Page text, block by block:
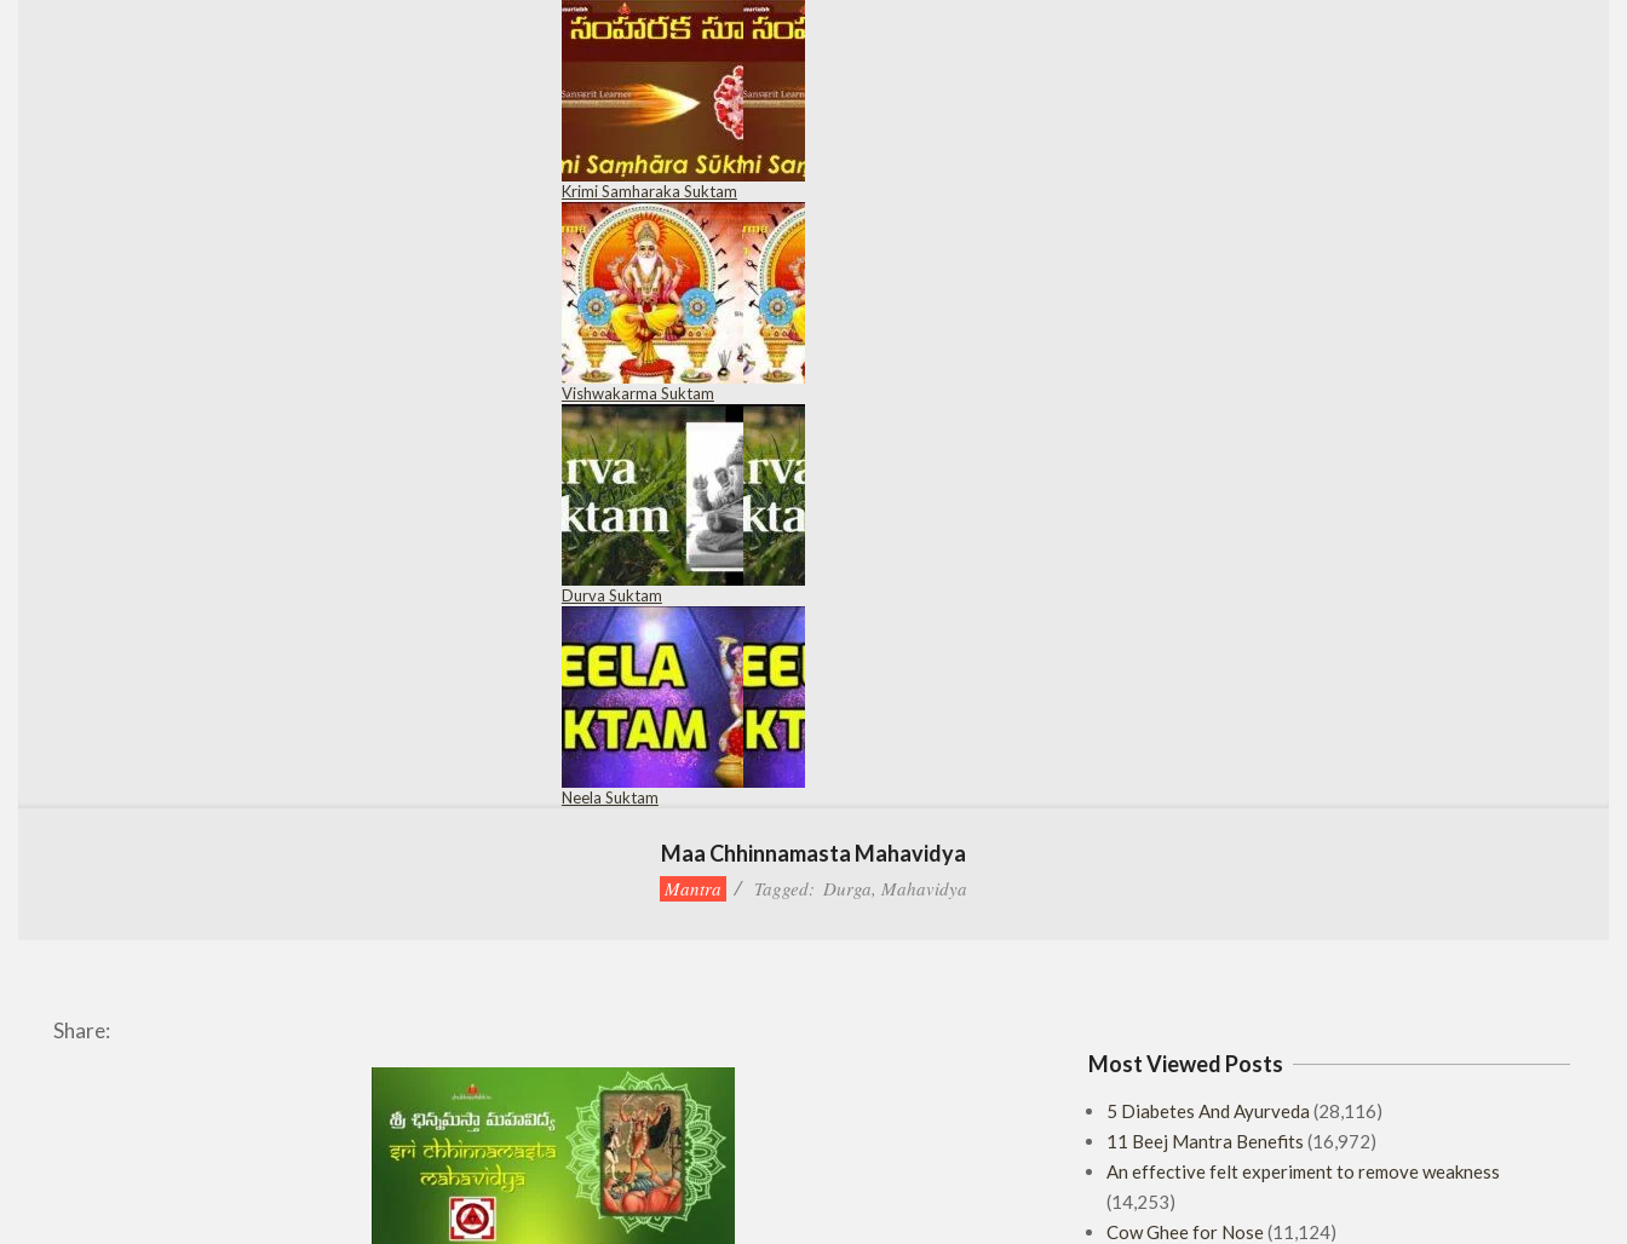
Krimi Samharaka Suktam
Vishwakarma Suktam
Durva Suktam
Neela Suktam
Maa Chhinnamasta Mahavidya
Mantra Tagged: Durga, Mahavidya
Share:
Most Viewed Posts
5 Diabetes And Ayurveda (28,116)
11 Beej Mantra Benefits (16,972)
An effective felt experiment to remove weakness
(14,253)
Cow Ghee for Nose(11,124)